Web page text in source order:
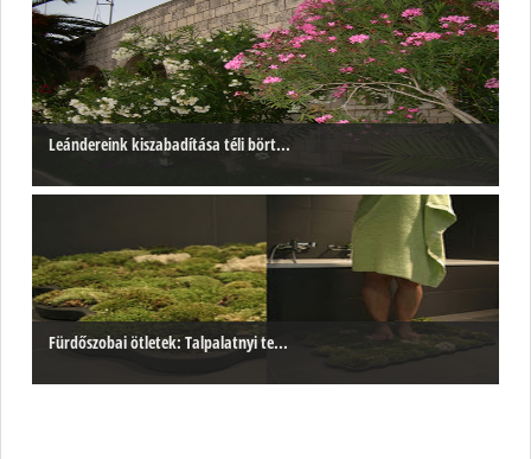
Leándereink kiszabadítása téli bört...
Fürdőszobai ötletek: Talpalatnyi te...